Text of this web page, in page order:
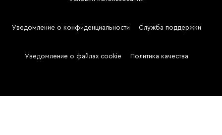
Two
Уведомление о конфиденциальности Служба поддержки
Уведомление о файлах cookie Политика качества